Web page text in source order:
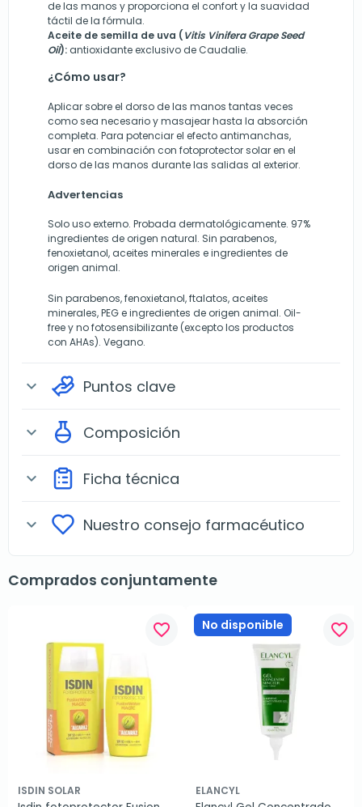
de las manos y proporciona el confort y la suavidad
táctil de la fórmula.
Aceite de semilla de uva (Vitis Vinifera Grape Seed
Oil): antioxidante exclusivo de Caudalie.
¿Cómo usar?
Aplicar sobre el dorso de las manos tantas veces
como sea necesario y masajear hasta la absorción
completa. Para potenciar el efecto antimanchas,
usar en combinación con fotoprotector solar en el
dorso de las manos durante las salidas al exterior.
Advertencias
Solo uso externo. Probada dermatológicamente. 97%
ingredientes de origen natural. Sin parabenos,
fenoxietanol, aceites minerales e ingredientes de
origen animal.
Sin parabenos, fenoxietanol, ftalatos, aceites
minerales, PEG e ingredientes de origen animal. Oil-
free y no fotosensibilizante (excepto los productos
con AHAs). Vegano.
expand_more Puntos clave
expand_more Composición
expand_more Ficha técnica
expand_more Nuestro consejo farmacéutico
Comprados conjuntamente
favorite_border
ISDIN SOLAR
No disponible favorite_border
ELANCYL